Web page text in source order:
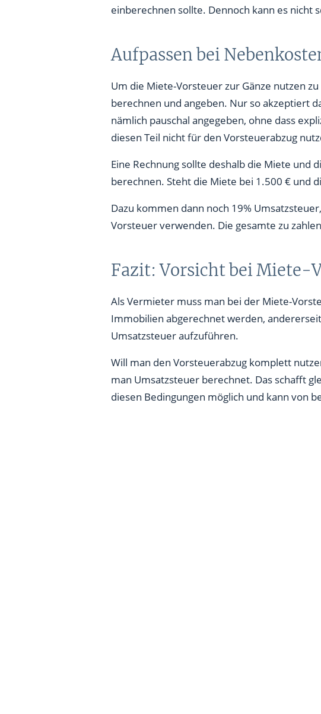
einberechnen sollte. Dennoch kann es nicht
Aufpassen bei
Um die Miete-Vorsteuer zur Gänze nutzen
berechnen und angeben. Nur so akzeptiert
nämlich pauschal angegeben, ohne dass
diesen Teil nicht für den Vorsteuerabzug
Eine Rechnung sollte deshalb die Miete und
berechnen. Steht die Miete bei 1.500 € und
Dazu kommen dann noch 19%
Vorsteuer verwenden. Die gesamte zu
Fazit: Vorsicht bei Miete-
Als Vermieter muss man bei der Miete-
Immobilien abgerechnet werden,
Umsatzsteuer aufzuführen.
Will man den Vorsteuerabzug komplett
man Umsatzsteuer berechnet. Das schafft
diesen Bedingungen möglich und kann von